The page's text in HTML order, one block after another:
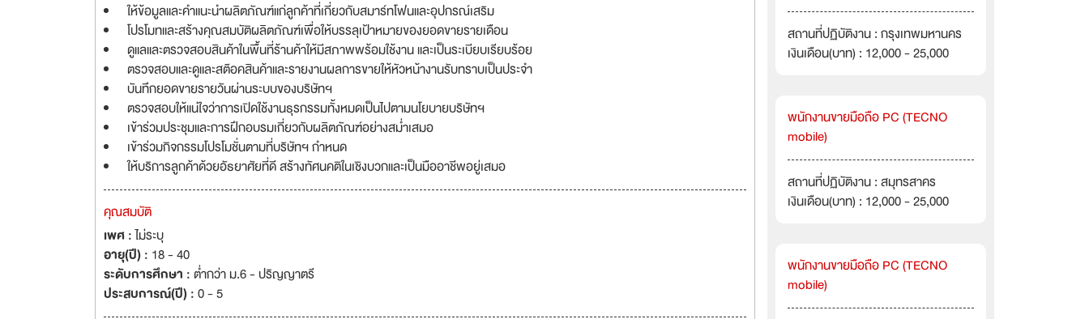
ให้ข้อมูลและคำแนะนำผลิตภัณฑ์แก่ลูกค้าที่เกี่ยวกับสมาร์ทโฟนและอุปกรณ์เสริม
โปรโมทและสร้างคุณสมบัติผลิตภัณฑ์เพื่อให้บรรลุเป้าหมายของยอดขายรายเดือน
ดูแลและตรวจสอบสินค้าในพื้นที่ร้านค้าให้มีสภาพพร้อมใช้งาน และเป็นระเบียบเรียบร้อย
ตรวจสอบและดูและสต๊อคสินค้าและรายงานผลการขายให้หัวหน้างานรับทราบเป็นประจำ
บันทึกยอดขายรายวันผ่านระบบของบริษัทฯ
ตรวจสอบให้แน่ใจว่าการเปิดใช้งานธุรกรรมทั้งหมดเป็นไปตามนโยบายบริษัทฯ
เข้าร่วมประชุมและการฝึกอบรมเกี่ยวกับผลิตภัณฑ์อย่างสม่ำเสมอ
เข้าร่วมกิจกรรมโปรโมชั่นตามที่บริษัทฯ กำหนด
ให้บริการลูกค้าด้วยอัธยาศัยที่ดี สร้างทัศนคติในเชิงบวกและเป็นมืออาชีพอยู่เสมอ
คุณสมบัติ
เพศ :ไม่ระบุ
อายุ(ปี) : 18 - 40
ระดับการศึกษา :ต่ำกว่า ม.6 - ปริญญาตรี
ประสบการณ์(ปี) :0 - 5
สถานที่ปฏิบัติงาน : กรุงเทพมหานคร
เงินเดือน(บาท) : 12,000 - 25,000
พนักงานขายมือถือ PC (TECNO
mobile)
สถานที่ปฏิบัติงาน : สมุทรสาคร
เงินเดือน(บาท) : 12,000 - 25,000
พนักงานขายมือถือ PC (TECNO
mobile)